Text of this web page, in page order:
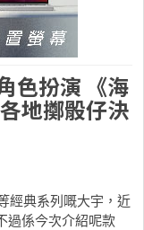
色扮演 《海
地擲骰仔決
經典系列嘅大宇，近
過係今次介紹呢款